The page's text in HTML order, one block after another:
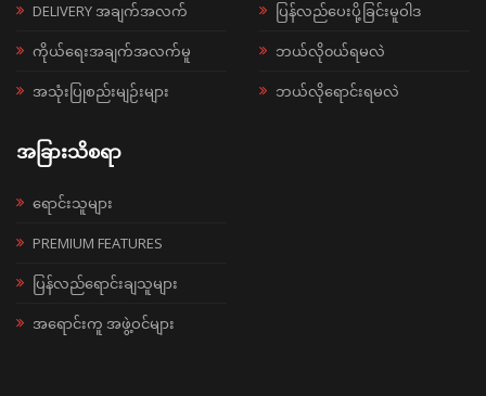
DELIVERY အချက်အလက်
ကိုယ်ရေးအချက်အလက်မူ
အသုံးပြုစည်းမျဉ်းများ
ပြန်လည်ပေးပို့ခြင်းမူဝါဒ
ဘယ်လို၀ယ်ရမလဲ
ဘယ်လိုရောင်းရမလဲ
အခြားသိစရာ
ရောင်းသူများ
PREMIUM FEATURES
ပြန်လည်ရောင်းချသူများ
အရောင်းကူ အဖွဲ့ဝင်များ